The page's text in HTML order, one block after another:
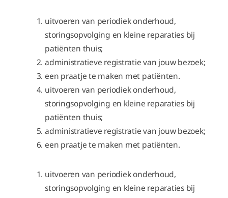
uitvoeren van periodiek onderhoud,
storingsopvolging en kleine reparaties bij
patiënten thuis;
administratieve registratie van jouw bezoek;
een praatje te maken met patiënten.
uitvoeren van periodiek onderhoud,
storingsopvolging en kleine reparaties bij
patiënten thuis;
administratieve registratie van jouw bezoek;
een praatje te maken met patiënten.
uitvoeren van periodiek onderhoud,
storingsopvolging en kleine reparaties bij